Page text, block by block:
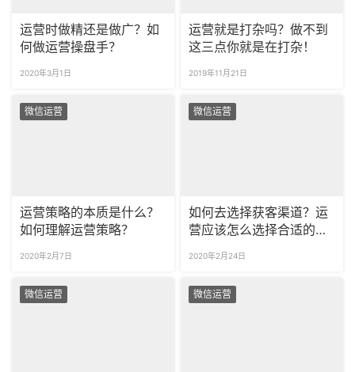
运营时做精还是做广？如
何做运营操盘手？
2020年3月1日
运营就是打杂吗？做不到
这三点你就是在打杂！
2019年11月21日
微信运营
运营策略的本质是什么？
如何理解运营策略？
2020年2月7日
微信运营
如何去选择获客渠道？运
营应该怎么选择合适的变
2020年2月24日
微信运营 微信运营